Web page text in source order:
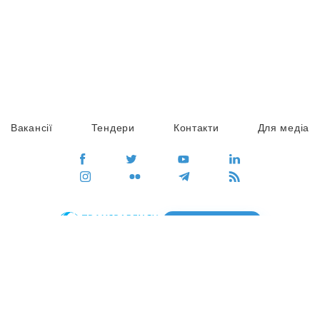
Вакансії Тендери Контакти Для медіа